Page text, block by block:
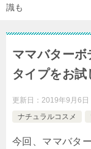
識も
ママバター
タイプをお試
更新日： 2019年9月6日
ナチュラルコスメ
今回、ママバタ